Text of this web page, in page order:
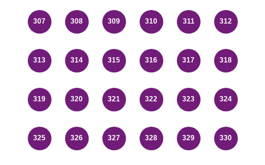
307 308 309 310 311 312
313 314 315 316 317 318
319 320 321 322 323 324
325 326 327 328 329 330